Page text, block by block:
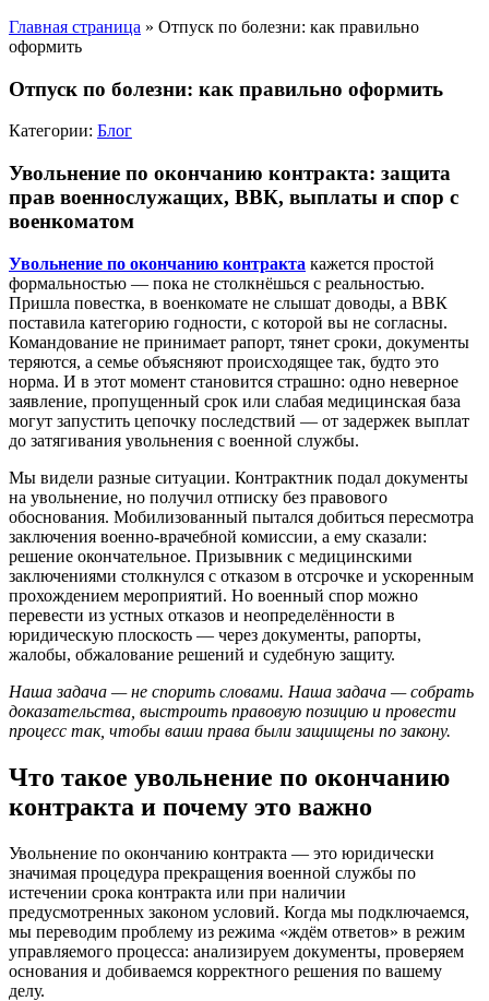
Главная страница » Отпуск по болезни: как правильно
оформить
Отпуск по болезни: как правильно оформить
Категории: Блог
Увольнение по окончанию контракта: защита
прав военнослужащих, ВВК, выплаты и спор с
военкоматом
Увольнение по окончанию контракта кажется простой
формальностью — пока не столкнёшься с реальностью.
Пришла повестка, в военкомате не слышат доводы, а ВВК
поставила категорию годности, с которой вы не согласны.
Командование не принимает рапорт, тянет сроки, документы
теряются, а семье объясняют происходящее так, будто это
норма. И в этот момент становится страшно: одно неверное
заявление, пропущенный срок или слабая медицинская база
могут запустить цепочку последствий — от задержек выплат
до затягивания увольнения с военной службы.
Мы видели разные ситуации. Контрактник подал документы
на увольнение, но получил отписку без правового
обоснования. Мобилизованный пытался добиться пересмотра
заключения военно-врачебной комиссии, а ему сказали:
решение окончательное. Призывник с медицинскими
заключениями столкнулся с отказом в отсрочке и ускоренным
прохождением мероприятий. Но военный спор можно
перевести из устных отказов и неопределённости в
юридическую плоскость — через документы, рапорты,
жалобы, обжалование решений и судебную защиту.
Наша задача — не спорить словами. Наша задача — собрать
доказательства, выстроить правовую позицию и провести
процесс так, чтобы ваши права были защищены по закону.
Что такое увольнение по окончанию
контракта и почему это важно
Увольнение по окончанию контракта — это юридически
значимая процедура прекращения военной службы по
истечении срока контракта или при наличии
предусмотренных законом условий. Когда мы подключаемся,
мы переводим проблему из режима «ждём ответов» в режим
управляемого процесса: анализируем документы, проверяем
основания и добиваемся корректного решения по вашему
делу.